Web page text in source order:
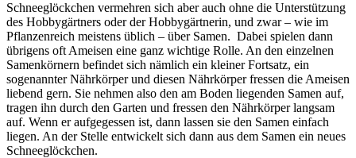
Schneeglöckchen vermehren sich aber auch ohne die Unterstützung
des Hobbygärtners oder der Hobbygärtnerin, und zwar – wie im
Pflanzenreich meistens üblich – über Samen. Dabei spielen dann
übrigens oft Ameisen eine ganz wichtige Rolle. An den einzelnen
Samenkörnern befindet sich nämlich ein kleiner Fortsatz, ein
sogenannter Nährkörper und diesen Nährkörper fressen die Ameisen
liebend gern. Sie nehmen also den am Boden liegenden Samen auf,
tragen ihn durch den Garten und fressen den Nährkörper langsam
auf. Wenn er aufgegessen ist, dann lassen sie den Samen einfach
liegen. An der Stelle entwickelt sich dann aus dem Samen ein neues
Schneeglöckchen.